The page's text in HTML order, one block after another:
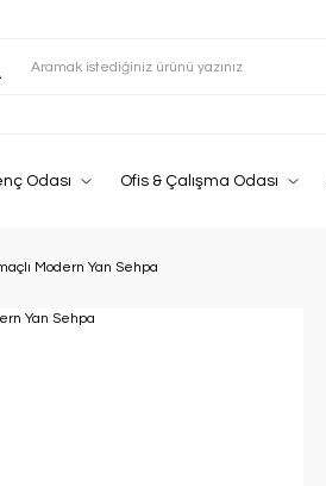
Odası Ofis & Çalışma Odası
Modern Yan Sehpa